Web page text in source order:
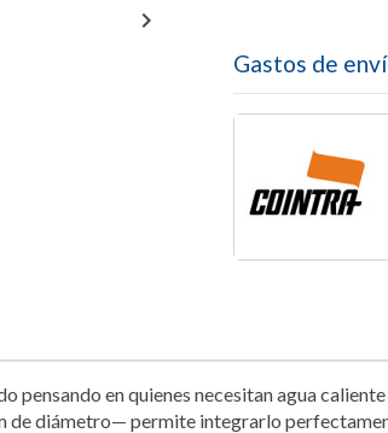

Gastos de
pensando en quienes necesitan agua
diámetro— permite integrarlo